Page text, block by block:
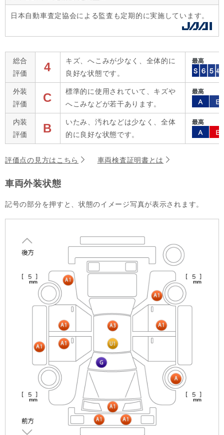
日本自動車査定協会による監査も定期的に実施しています。
総合
評価
4
キズ、へこみが少なく、全体的に
良好な状態です。
外装
評価
C
標準的に使用されていて、キズや
へこみなどが若干あります。
内装
評価
B
いたみ、汚れなどは少なく、全体
的に良好な状態です。
評価点の見方はこちら 車両検査証明書とは
車両外装状態
記号の部分を押すと、状態のイメージ写真が表示されます。